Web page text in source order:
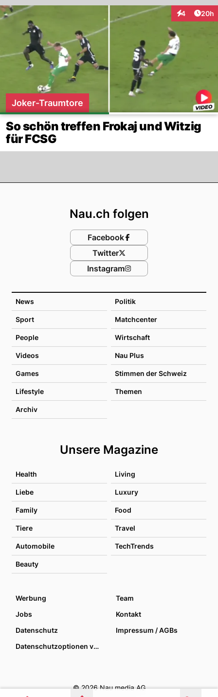
4
Interaktionen
20h
Joker-Traumtore
So schön treffen Frokaj und Witzig
für FCSG
News Politik
Sport Matchcenter
People Wirtschaft
Videos Nau Plus
Games Stimmen der Schweiz
Lifestyle Themen
Archiv
Unsere Magazine
Health Living
Liebe Luxury
Family Food
Tiere Travel
Automobile TechTrends
Beauty
Nau.ch folgen
Facebook
Twitter
Instagram
Werbung
Team
Jobs
Kontakt
Datenschutz
Impressum / AGBs
Datenschutzoptionen verwalten
© 2026 Nau media AG